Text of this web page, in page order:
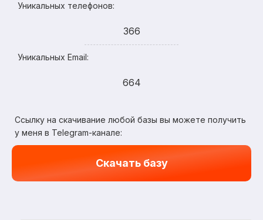
Уникальных телефонов:
366
Уникальных Email:
664
Ссылку на скачивание любой базы вы можете получить
у меня в Telegram-канале:
Скачать базу